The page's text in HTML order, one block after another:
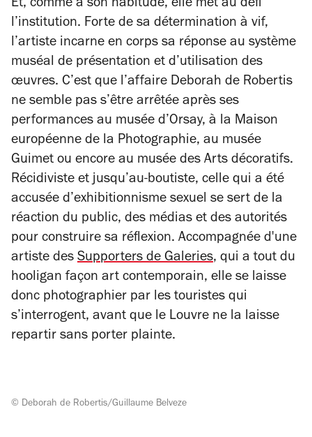
Et, comme à son habitude, elle met au défi
l’institution. Forte de sa détermination à vif,
l’artiste incarne en corps sa réponse au système
muséal de présentation et d’utilisation des
œuvres. C’est que l’affaire Deborah de Robertis
ne semble pas s’être arrêtée après ses
performances au musée d’Orsay, à la Maison
européenne de la Photographie, au musée
Guimet ou encore au musée des Arts décoratifs.
Récidiviste et jusqu’au-boutiste, celle qui a été
accusée d’exhibitionnisme sexuel se sert de la
réaction du public, des médias et des autorités
pour construire sa réflexion. Accompagnée d'une
artiste des Supporters de Galeries, qui a tout du
hooligan façon art contemporain, elle se laisse
donc photographier par les touristes qui
s’interrogent, avant que le Louvre ne la laisse
repartir sans porter plainte.
© Deborah de Robertis/Guillaume Belveze